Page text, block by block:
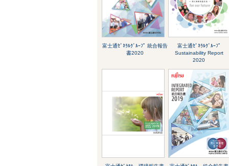
富士通ｾﾞﾈﾗﾙｸﾞﾙｰﾌﾟ 統合報告
書2020
富士通ｾﾞﾈﾗﾙｸﾞﾙｰﾌﾟ
Sustainability Report
2020